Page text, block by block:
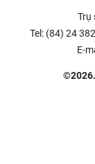
Trụ
Tel: (84) 24
E-